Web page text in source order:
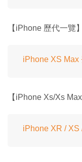
【iPhone 歷代一覽】
iPhone XS Max
【iPhone Xs/Xs
iPhone XR / XS